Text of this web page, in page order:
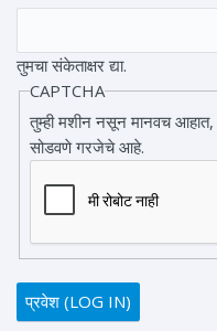
तुमचा संकेताक्षर द्या.
CAPTCHA
तुम्ही मशीन नसून मानवच आहात,
सोडवणे गरजेचे आहे.